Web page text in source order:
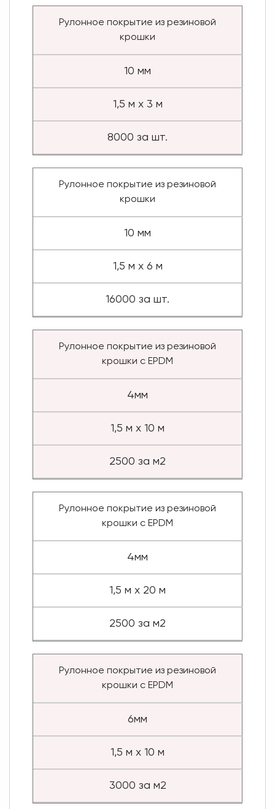
Рулонное покрытие из резиновой
крошки
10 мм
1,5 м х 3 м
8000 за шт.
Рулонное покрытие из резиновой
крошки
10 мм
1,5 м х 6 м
16000 за шт.
Рулонное покрытие из резиновой
крошки с EPDM
4мм
1,5 м х 10 м
2500 за м2
Рулонное покрытие из резиновой
крошки с EPDM
4мм
1,5 м х 20 м
2500 за м2
Рулонное покрытие из резиновой
крошки с EPDM
6мм
1,5 м х 10 м
3000 за м2